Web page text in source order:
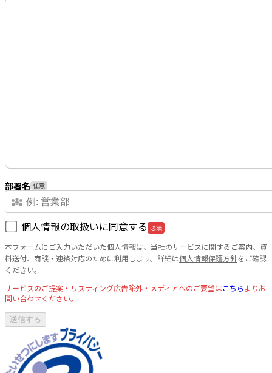
部署名 任意
diversity_3
個人情報の取扱いに同意する 必須
本フォームにご入力いただいた個人情報は、当社のサービスに関するご案内、資
料送付、商談・連絡対応のために利用します。詳細は個人情報保護方針をご確認
ください。
サービスのご提案・リスティング広告除外・メディアへのご要望はこちらよりお
問い合わせください。